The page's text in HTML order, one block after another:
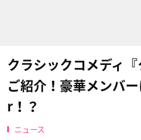
クラシックコメディ
ご紹介！豪華メンバ
r！？
ニュース